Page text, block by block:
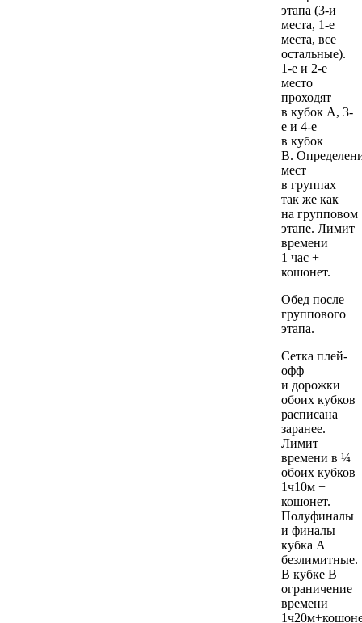
этапа (3-и
места, 1-е
места, все
остальные).
1-е и 2-е
место
проходят
в кубок А, 3-
е и 4-е
в кубок
В.
мест
в группах
так же как
на групповом
этапе. Лимит
времени
1 час +
кошонет.
Обед после
группового
этапа.
Сетка плей-
офф
и дорожки
обоих кубков
расписана
заранее.
Лимит
времени в ¼
обоих кубков
1ч10м +
кошонет.
Полуфиналы
и финалы
кубка А
безлимитные.
В кубке В
ограничение
времени